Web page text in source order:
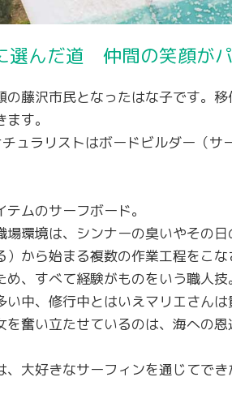
選んだ道 仲間の笑顔が
の藤沢市民となったはな子です。
す。
ュラリストはボードビルダー（サ
ムのサーフボード。
場環境は、シンナーの臭いやその
）から始まる複数の作業工程をこ
、すべて経験がものをいう職人技。
中、修行中とはいえマリエさんは
奮い立たせているのは、海への恩
、大好きなサーフィンを通じてで